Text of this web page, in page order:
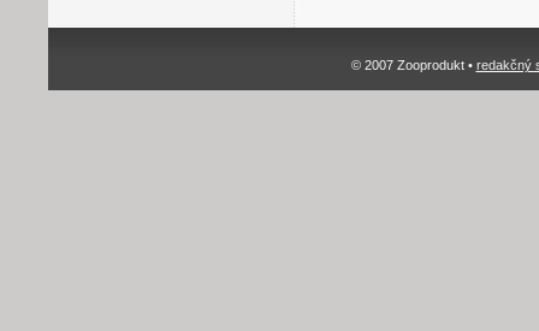
© 2007 Zooprodukt • redakčný